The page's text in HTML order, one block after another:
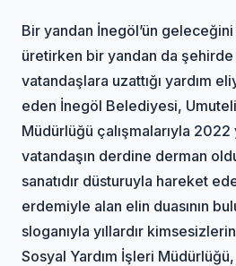
Bir yandan İnegöl’ün
üretirken bir yandan da şehirde
vatandaşlara uzattığı yardım
eden İnegöl Belediyesi,
Müdürlüğü çalışmalarıyla 2022
vatandaşın derdine derman
sanatıdır düsturuyla hareket
erdemiyle alan elin duasının
sloganıyla yıllardır
Sosyal Yardım İşleri Müdürlüğü,